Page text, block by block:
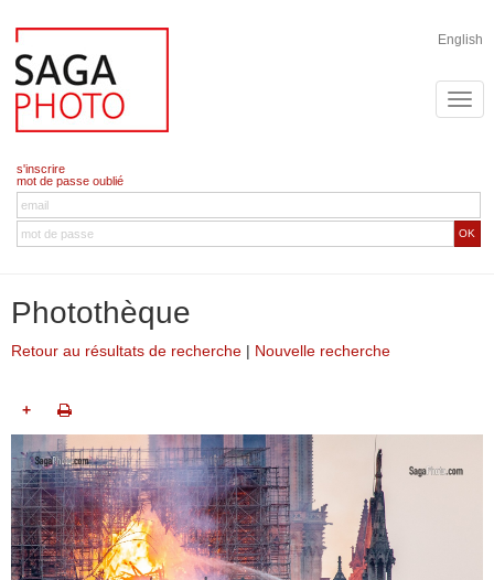
English
s'inscrire
mot de passe oublié
OK
Photothèque
Retour au résultats de recherche | Nouvelle recherche
+